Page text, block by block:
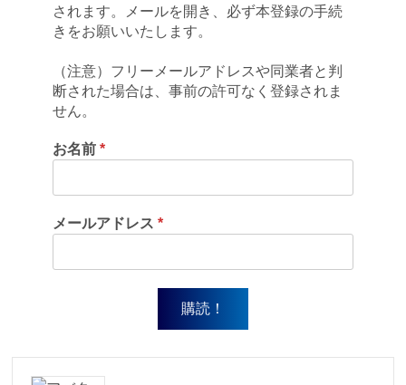
されます。メールを開き、必ず本登録の手続
きをお願いいたします。
（注意）フリーメールアドレスや同業者と判
断された場合は、事前の許可なく登録されま
せん。
お名前*
メールアドレス*